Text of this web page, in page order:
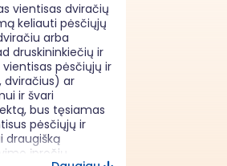
vientisas dviračių
keliauti pėsčiųjų
arba
druskininkiečių ir
pėsčiųjų ir
dviračius) ar
ir švari
bus tęsiamas
pėsčiųjų ir
draugišką
įpročių